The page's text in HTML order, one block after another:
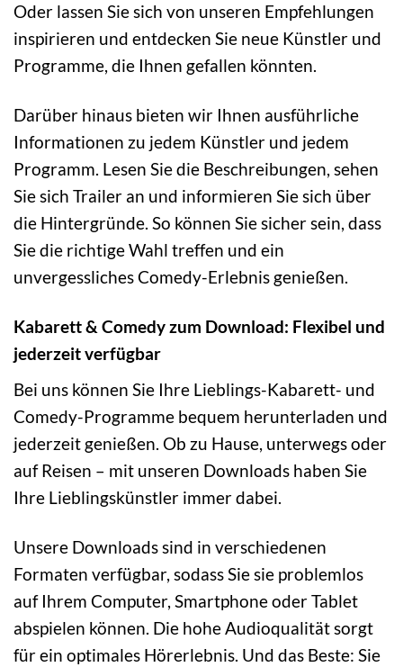
Oder lassen Sie sich von unseren Empfehlungen
inspirieren und entdecken Sie neue Künstler und
Programme, die Ihnen gefallen könnten.
Darüber hinaus bieten wir Ihnen ausführliche
Informationen zu jedem Künstler und jedem
Programm. Lesen Sie die Beschreibungen, sehen
Sie sich Trailer an und informieren Sie sich über
die Hintergründe. So können Sie sicher sein, dass
Sie die richtige Wahl treffen und ein
unvergessliches Comedy-Erlebnis genießen.
Kabarett & Comedy zum Download: Flexibel und
jederzeit verfügbar
Bei uns können Sie Ihre Lieblings-Kabarett- und
Comedy-Programme bequem herunterladen und
jederzeit genießen. Ob zu Hause, unterwegs oder
auf Reisen – mit unseren Downloads haben Sie
Ihre Lieblingskünstler immer dabei.
Unsere Downloads sind in verschiedenen
Formaten verfügbar, sodass Sie sie problemlos
auf Ihrem Computer, Smartphone oder Tablet
abspielen können. Die hohe Audioqualität sorgt
für ein optimales Hörerlebnis. Und das Beste: Sie